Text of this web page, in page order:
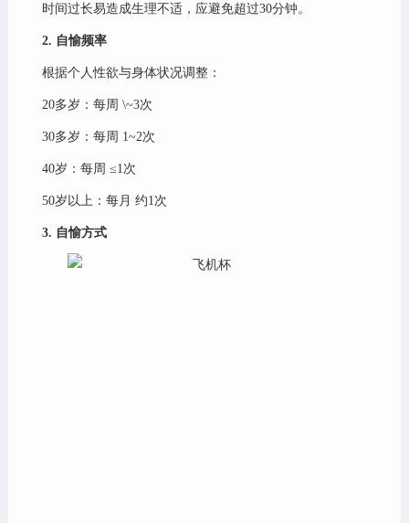
时间过长易造成生理不适，应避免超过30分钟。
2. 自愉频率
根据个人性欲与身体状况调整：
20多岁：每周 \~3次
30多岁：每周 1~2次
40岁：每周 ≤1次
50岁以上：每月 约1次
3. 自愉方式